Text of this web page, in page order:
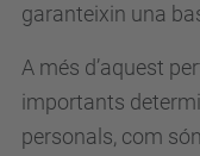
garanteixin una
A més d’aquest
importants
personals, com